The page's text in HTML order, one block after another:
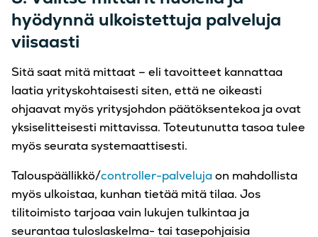
hyödynnä ulkoistettuja palveluja
viisaasti
Sitä saat mitä mittaat – eli tavoitteet kannattaa
laatia yrityskohtaisesti siten, että ne oikeasti
ohjaavat myös yritysjohdon päätöksentekoa ja ovat
yksiselitteisesti mittavissa. Toteutunutta tasoa tulee
myös seurata systemaattisesti.
Talouspäällikkö/controller-palvelujaon mahdollista
myös ulkoistaa, kunhan tietää mitä tilaa. Jos
tilitoimisto tarjoaa vain lukujen tulkintaa ja
seurantaa tuloslaskelma- tai tasepohjaisia